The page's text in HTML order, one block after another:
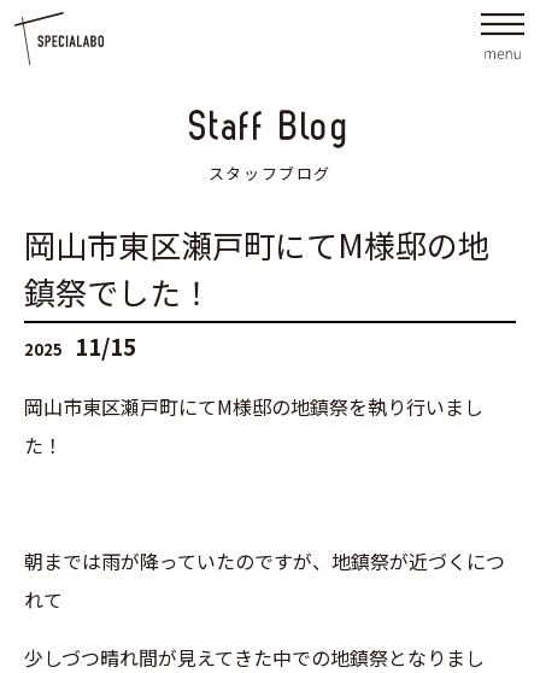
Staff Blog
スタッフブログ
岡山市東区瀬戸町にてM様邸の地
鎮祭でした！
2025 11/15
岡山市東区瀬戸町にてM様邸の地鎮祭を執り行いまし
た！
朝までは雨が降っていたのですが、地鎮祭が近づくにつ
れて
少しづつ晴れ間が見えてきた中での地鎮祭となりまし